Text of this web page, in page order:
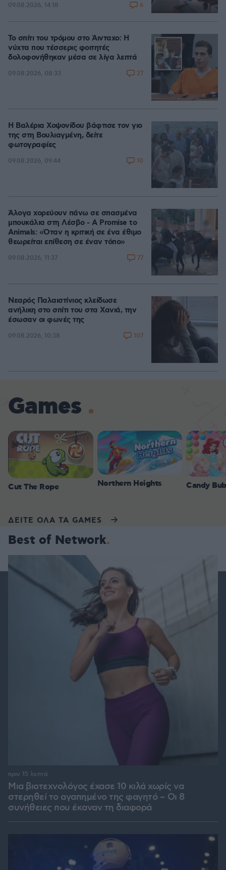
09.08.2026, 14:18 6
Το σπίτι του τρόμου στο Άινταχο: Η
νύχτα που τέσσερις φοιτητές
δολοφονήθηκαν μέσα σε λίγα λεπτά
09.08.2026, 08:33 27
Η Βαλέρια Χοψονίδου βάφτισε τον γιο
της στη Βουλιαγμένη, δείτε
φωτογραφίες
09.08.2026, 09:44 10
Άλογα χορεύουν πάνω σε σπασμένα
μπουκάλια στη Λέσβο - A Promise to
Animals: «Όταν η κριτική σε ένα έθιμο
θεωρείται επίθεση σε έναν τόπο»
09.08.2026, 11:37 77
Νεαρός Παλαιστίνιος κλείδωσε
ανήλικη στο σπίτι του στα Χανιά, την
έσωσαν οι φωνές της
09.08.2026, 10:38 107
Games
Cut The Rope Northern Heights Candy
ΔΕΙΤΕ ΟΛΑ ΤΑ GAMES
Best of Network
Μια βιοτεχνολόγος έχασε 10 κιλά χωρίς να
στερηθεί το αγαπημένο της φαγητό – Οι 8
συνήθειες που έκαναν τη διαφορά
πριν 15 λεπτά